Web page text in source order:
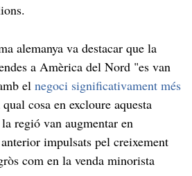
alemanya va destacar que la
a Amèrica del Nord "es van
el negoci significativament més
cosa en excloure aquesta
regió van augmentar en
impulsats pel creixement
com en la venda minorista